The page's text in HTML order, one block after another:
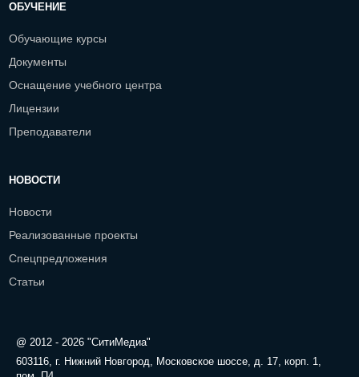
ОБУЧЕНИЕ
Обучающие курсы
Документы
Оснащение учебного центра
Лицензии
Преподаватели
НОВОСТИ
Новости
Реализованные проекты
Спецпредложения
Статьи
@ 2012 - 2026 "СитиМедиа"
603116, г. Нижний Новгород, Московское шоссе, д. 17, корп. 1,